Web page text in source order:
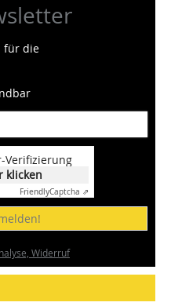
für die
Verifizierung
klicken
FriendlyCaptcha ⇗
Widerruf